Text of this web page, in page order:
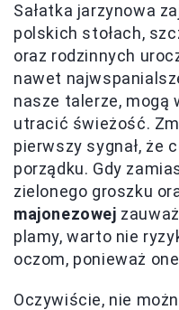
Sałatka jarzynowa
polskich stołach,
oraz rodzinnych
nawet
nasze talerze, mogą
utracić świeżość.
pierwszy sygnał, że
porządku. Gdy
zielonego groszku
majonezowej
plamy, warto nie
oczom, ponieważ
Oczywiście, nie